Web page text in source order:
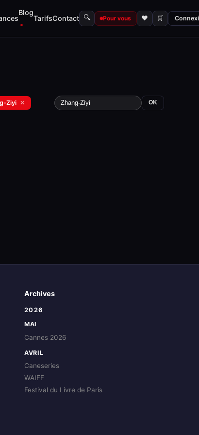
Blog
TarifsContact 🔍 Pour vous ♥ 🛒
Ziyi ✕ OK
Archives
2026
MAI
Cannes 2026
AVRIL
Caneseries
WAIFF
Festival du Livre de Paris